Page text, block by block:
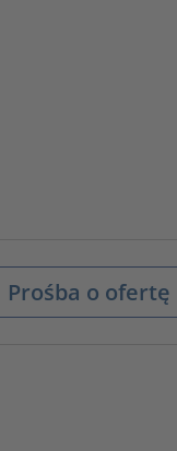
Prośba o ofertę